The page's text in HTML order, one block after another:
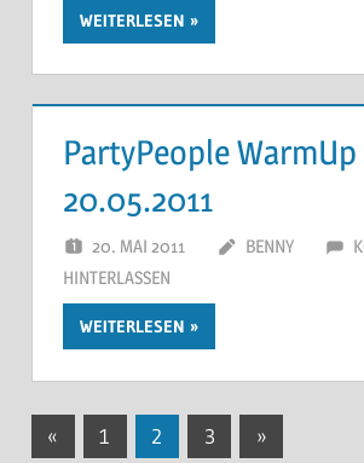
WEITERLESEN
PartyPeople
20.05.2011
20. MAI 2011 BENNY
HINTERLASSEN
WEITERLESEN
Seitennummerierung
« Vorherige
1 2 3
Nächste
»